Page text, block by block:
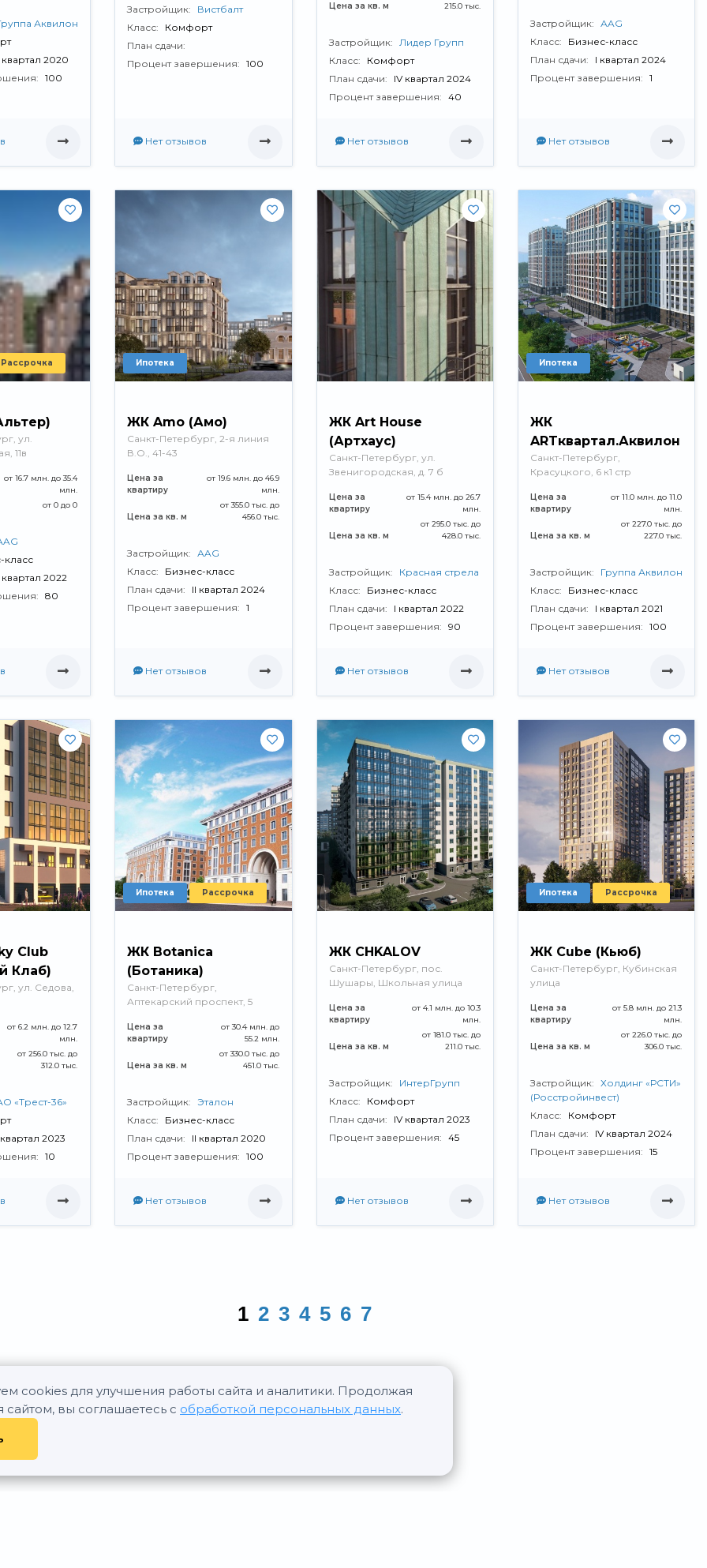
cookies для улучшения работы сайта и аналитики. Продолжая
сайтом, вы соглашаетесь с обработкой персональных данных.
Аквилон
квартал 2020
100
Застройщик:
Вистбалт
Класс:
Комфорт
План сдачи:
Процент завершения:
100
Нет отзывов
Цена за кв. м
215.0 тыс.
Застройщик: Лидер Групп
Класс:
Комфорт
План сдачи:
IV квартал 2024
Процент завершения: 40
Нет отзывов
Застройщик: АAG
Класс:
Бизнес-класс
План сдачи:
I квартал 2024
Процент завершения: 1
Нет отзывов
Рассрочка
ул.
11в
от 16.7 млн. до 35.4
млн.
от 0 до 0
класс
квартал 2022
80
Ипотека
ЖК Amo (Амо)
Санкт-Петербург, 2-я линия
В.О., 41-43
Цена за
квартиру
от 19.6 млн. до 46.9
млн.
Цена за кв. м
от 355.0 тыс. до
456.0 тыс.
Застройщик:
АAG
Класс:
Бизнес-класс
План сдачи:
II квартал 2024
Процент завершения:
1
Нет отзывов
ЖК Art House
(Артхаус)
Санкт-Петербург, ул.
Звенигородская, д. 7 б
Цена за
квартиру
от 15.4 млн. до 26.7
млн.
Цена за кв. м
от 295.0 тыс. до
428.0 тыс.
Застройщик:
Красная стрела
Класс:
Бизнес-класс
План сдачи:
I квартал 2022
Процент завершения: 90
Нет отзывов
Ипотека
ЖК
ARTквартал.Аквилон
Санкт-Петербург, ​
Красуцкого, 6 к1 стр
Цена за
квартиру
от 11.0 млн. до 11.0
млн.
Цена за кв. м
от 227.0 тыс. до
227.0 тыс.
Застройщик:
Группа Аквилон
Класс:
Бизнес-класс
План сдачи:
I квартал 2021
Процент завершения: 100
Нет отзывов
Club
Клаб)
ул. Седова,
от 6.2 млн. до 12.7
млн.
от 256.0 тыс. до
312.0 тыс.
«Трест-36»
квартал 2023
10
Ипотека Рассрочка
ЖК Botanica
(Ботаника)
Санкт-Петербург,
Аптекарский проспект, 5
Цена за
квартиру
от 30.4 млн. до
55.2 млн.
Цена за кв. м
от 330.0 тыс. до
451.0 тыс.
Застройщик:
Эталон
Класс:
Бизнес-класс
План сдачи:
II квартал 2020
Процент завершения:
100
Нет отзывов
ЖК CHKALOV
Санкт-Петербург, пос.
Шушары, Школьная улица
Цена за
квартиру
от 4.1 млн. до 10.3
млн.
Цена за кв. м
от 181.0 тыс. до
211.0 тыс.
Застройщик:
ИнтерГрупп
Класс:
Комфорт
План сдачи:
IV квартал 2023
Процент завершения: 45
Нет отзывов
Ипотека Рассрочка
ЖК Cube (Кьюб)
Санкт-Петербург, Кубинская
улица
Цена за
квартиру
от 5.8 млн. до 21.3
млн.
Цена за кв. м
от 226.0 тыс. до
306.0 тыс.
Застройщик: Холдинг «РСТИ»
(Росстройинвест)
Класс:
Комфорт
План сдачи:
IV квартал 2024
Процент завершения: 15
Нет отзывов
1 2 3 4 5 6 7